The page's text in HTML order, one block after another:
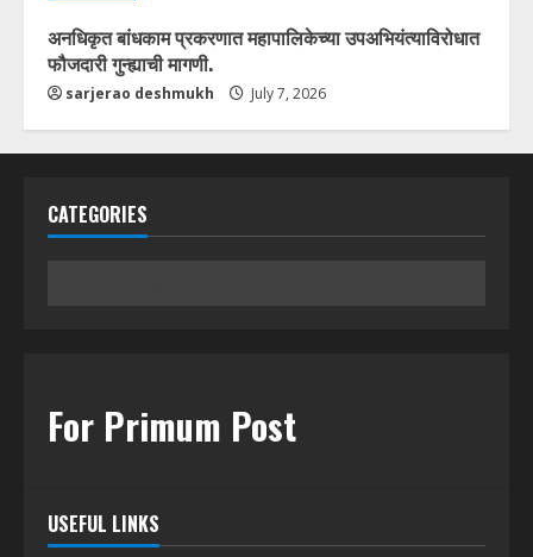
अनधिकृत बांधकाम प्रकरणात महापालिकेच्या उपअभियंत्याविरोधात
फौजदारी गुन्ह्याची मागणी.
sarjerao deshmukh July 7, 2026
CATEGORIES
For Primum Post
USEFUL LINKS